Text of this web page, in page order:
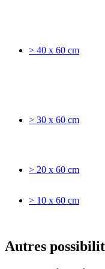
> 40 x 60 cm
> 30 x 60 cm
> 20 x 60 cm
> 10 x 60 cm
Autres